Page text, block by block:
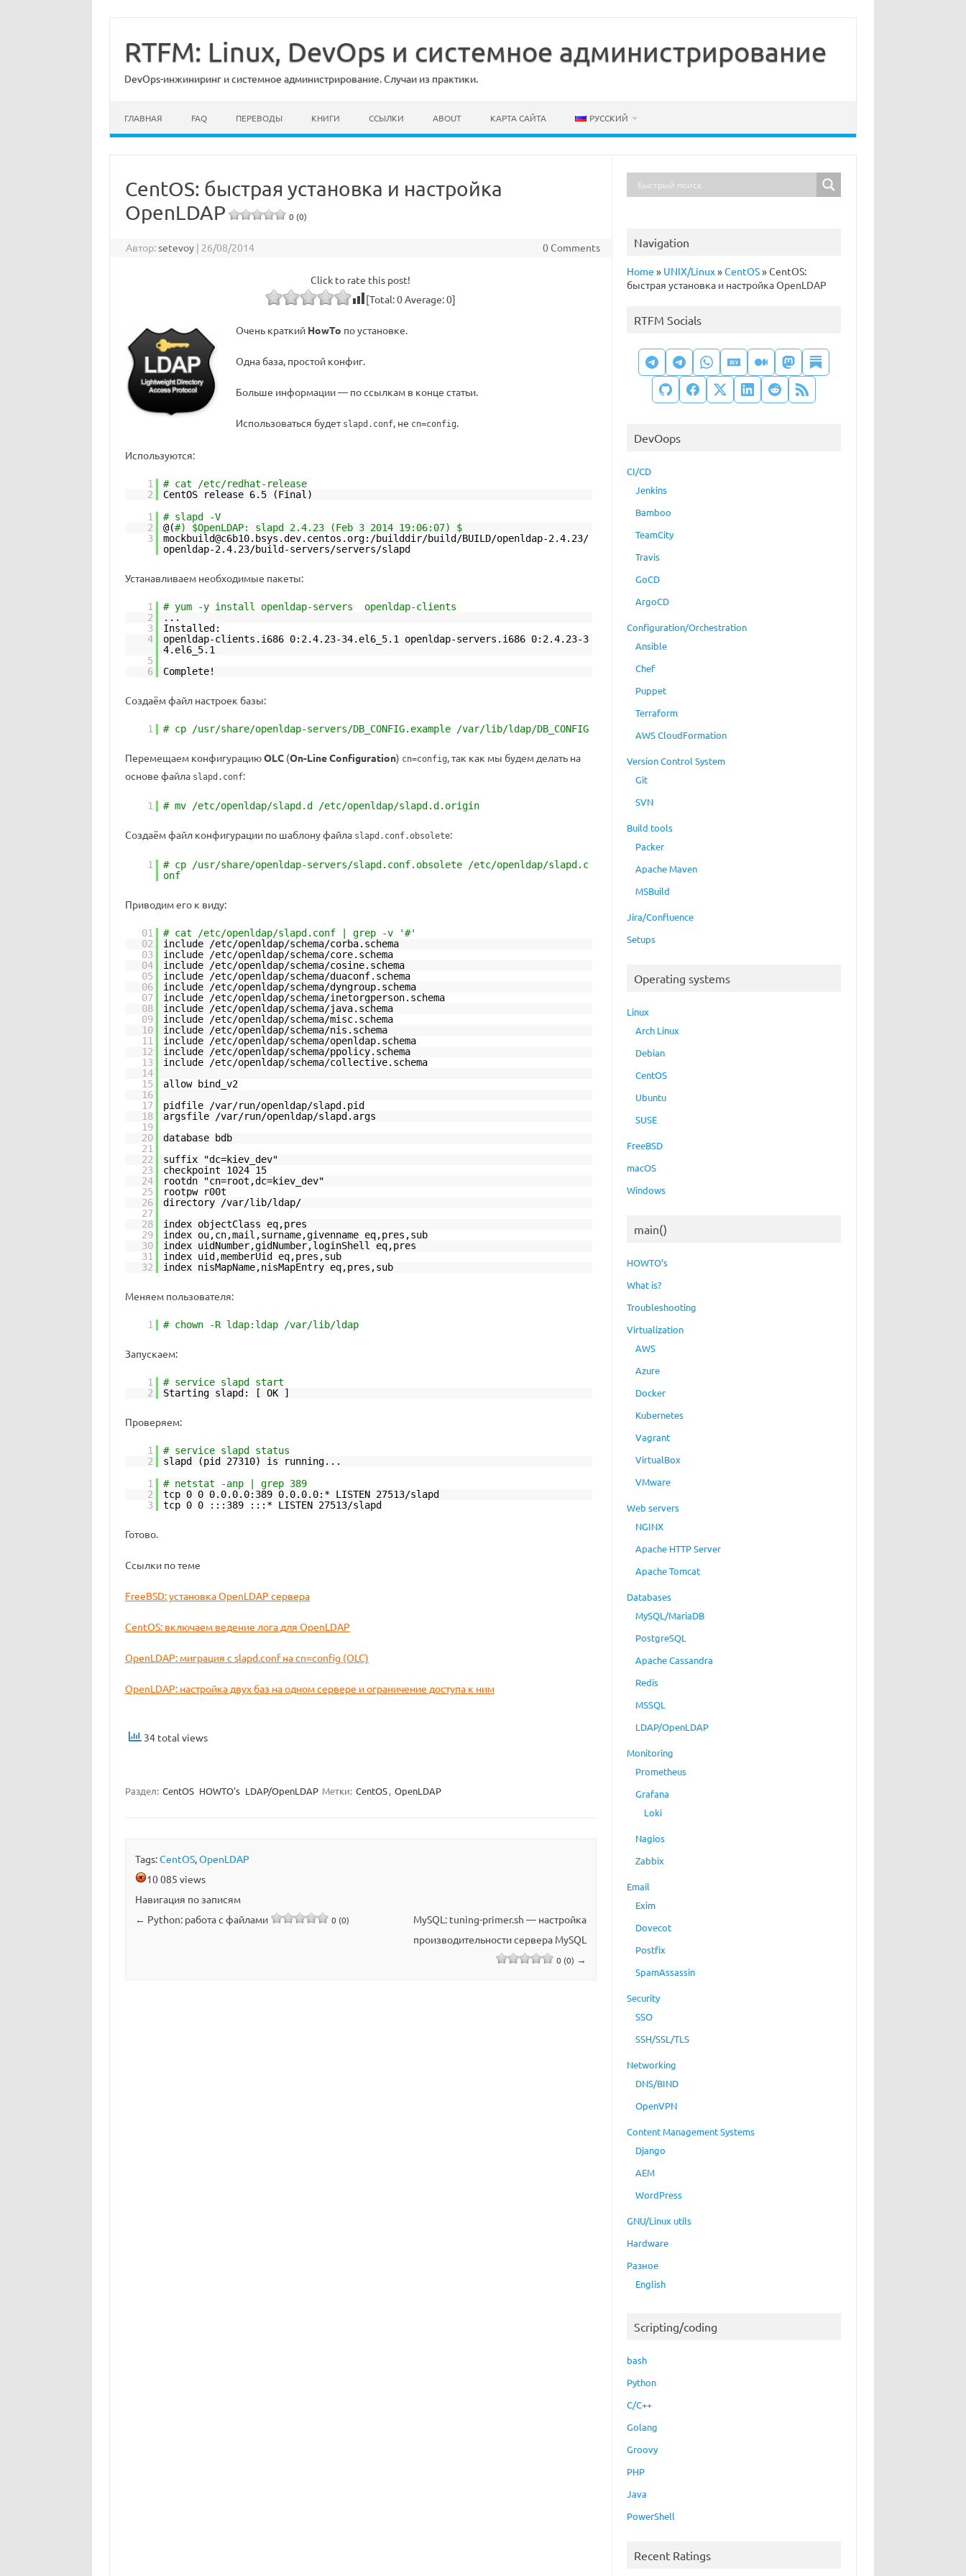
содержимому
RTFM: Linux, DevOps и системное администрирование
DevOps-инжиниринг и системное администрирование. Случаи из практики.
ГЛАВНАЯ FAQ ПЕРЕВОДЫ КНИГИ ССЫЛКИ ABOUT КАРТА САЙТА РУССКИЙ
CentOS: быстрая установка и настройка
OpenLDAP
0 (0)
Автор:setevoy | 26/08/2014 0 Comments
Click to rate this post!
[Total:0Average:0]
Очень краткий HowTo по установке.
Одна база, простой конфиг.
Больше информации — по ссылкам в конце статьи.
Использоваться будет slapd.conf, не cn=config.
Используются:
1
# cat /etc/redhat-release
2
CentOS release 6.5 (Final)
1
# slapd -V
2
@(#) $OpenLDAP: slapd 2.4.23 (Feb 3 2014 19:06:07) $
3
mockbuild@c6b10.bsys.dev.centos.org:/builddir/build/BUILD/openldap-2.4.23/
openldap-2.4.23/build-servers/servers/slapd
Устанавливаем необходимые пакеты:
1
# yum -y install openldap-servers openldap-clients
2
...
3
Installed:
4
openldap-clients.i686 0:2.4.23-34.el6_5.1 openldap-servers.i686 0:2.4.23-3
4.el6_5.1
5
6
Complete!
Создаём файл настроек базы:
1 # cp /usr/share/openldap-servers/DB_CONFIG.example /var/lib/ldap/DB_CONFIG
Перемещаем конфигурациюOLC(On-Line Configuration) cn=config, так как мы будем делать на
основе файла slapd.conf:
1 # mv /etc/openldap/slapd.d /etc/openldap/slapd.d.origin
Создаём файл конфигурации по шаблону файла slapd.conf.obsolete:
1
# cp /usr/share/openldap-servers/slapd.conf.obsolete /etc/openldap/slapd.c
onf
Приводим его к виду:
01
# cat /etc/openldap/slapd.conf | grep -v '#'
02
include /etc/openldap/schema/corba.schema
03
include /etc/openldap/schema/core.schema
04
include /etc/openldap/schema/cosine.schema
05
include /etc/openldap/schema/duaconf.schema
06
include /etc/openldap/schema/dyngroup.schema
07
include /etc/openldap/schema/inetorgperson.schema
08
include /etc/openldap/schema/java.schema
09
include /etc/openldap/schema/misc.schema
10
include /etc/openldap/schema/nis.schema
11
include /etc/openldap/schema/openldap.schema
12
include /etc/openldap/schema/ppolicy.schema
13
include /etc/openldap/schema/collective.schema
14
15
allow bind_v2
16
17
pidfile /var/run/openldap/slapd.pid
18
argsfile /var/run/openldap/slapd.args
19
20
database bdb
21
22
suffix "dc=kiev_dev"
23
checkpoint 1024 15
24
rootdn "cn=root,dc=kiev_dev"
25
rootpw r00t
26
directory /var/lib/ldap/
27
28
index objectClass eq,pres
29
index ou,cn,mail,surname,givenname eq,pres,sub
30
index uidNumber,gidNumber,loginShell eq,pres
31
index uid,memberUid eq,pres,sub
32
index nisMapName,nisMapEntry eq,pres,sub
Меняем пользователя:
1 # chown -R ldap:ldap /var/lib/ldap
Запускаем:
1
# service slapd start
2
Starting slapd: [ OK ]
Проверяем:
1
# service slapd status
2
slapd (pid 27310) is running...
1
# netstat -anp | grep 389
2
tcp 0 0 0.0.0.0:389 0.0.0.0:* LISTEN 27513/slapd
3
tcp 0 0 :::389 :::* LISTEN 27513/slapd
Готово.
Ссылки по теме
FreeBSD: установка OpenLDAP сервера
CentOS: включаем ведение лога для OpenLDAP
OpenLDAP: миграция с slapd.conf на cn=config (OLC)
OpenLDAP: настройка двух баз на одном сервере и ограничение доступа к ним
34 total views
Раздел: CentOS HOWTO's LDAP/OpenLDAP Метки: CentOS, OpenLDAP
Tags:CentOS,OpenLDAP
10 085 views
Навигация по записям
← Python: работа с файлами 0 (0)
MySQL: tuning-primer.sh — настройка
производительности сервера MySQL
0 (0) →
Navigation
Home » UNIX/Linux»CentOS»CentOS:
быстрая установка и настройка OpenLDAP
RTFM Socials
DevOops
CI/CD
Jenkins
Bamboo
TeamCity
Travis
GoCD
ArgoCD
Configuration/Orchestration
Ansible
Chef
Puppet
Terraform
AWS CloudFormation
Version Control System
Git
SVN
Build tools
Packer
Apache Maven
MSBuild
Jira/Confluence
Setups
Operating systems
Linux
Arch Linux
Debian
CentOS
Ubuntu
SUSE
FreeBSD
macOS
Windows
main()
HOWTO’s
What is?
Troubleshooting
Virtualization
AWS
Azure
Docker
Kubernetes
Vagrant
VirtualBox
VMware
Web servers
NGINX
Apache HTTP Server
Apache Tomcat
Databases
MySQL/MariaDB
PostgreSQL
Apache Cassandra
Redis
MSSQL
LDAP/OpenLDAP
Monitoring
Prometheus
Grafana
Loki
Nagios
Zabbix
Email
Exim
Dovecot
Postfix
SpamAssassin
Security
SSO
SSH/SSL/TLS
Networking
DNS/BIND
OpenVPN
Content Management Systems
Django
AEM
WordPress
GNU/Linux utils
Hardware
Разное
English
Scripting/coding
bash
Python
C/C++
Golang
Groovy
PHP
Java
PowerShell
Recent Ratings